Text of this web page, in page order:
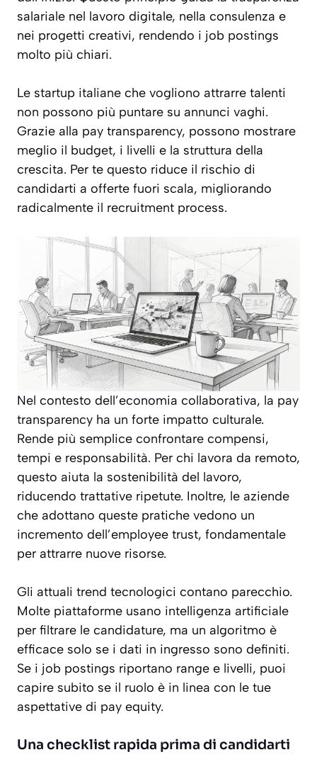
salariale nel lavoro digitale, nella consulenza e
nei progetti creativi, rendendo i job postings
molto più chiari.
Le startup italiane che vogliono attrarre talenti
non possono più puntare su annunci vaghi.
Grazie alla pay transparency, possono mostrare
meglio il budget, i livelli e la struttura della
crescita. Per te questo riduce il rischio di
candidarti a offerte fuori scala, migliorando
radicalmente il recruitment process.
Nel contesto dell’economia collaborativa, la pay
transparency ha un forte impatto culturale.
Rende più semplice confrontare compensi,
tempi e responsabilità. Per chi lavora da remoto,
questo aiuta la sostenibilità del lavoro,
riducendo trattative ripetute. Inoltre, le aziende
che adottano queste pratiche vedono un
incremento dell’employee trust, fondamentale
per attrarre nuove risorse.
Gli attuali trend tecnologici contano parecchio.
Molte piattaforme usano intelligenza artificiale
per filtrare le candidature, ma un algoritmo è
efficace solo se i dati in ingresso sono definiti.
Se i job postings riportano range e livelli, puoi
capire subito se il ruolo è in linea con le tue
aspettative di pay equity.
Una checklist rapida prima di candidarti